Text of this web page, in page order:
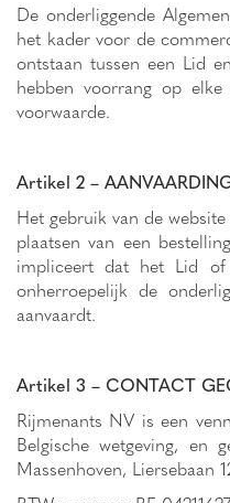
De onderliggende
het kader voor de
ontstaan tussen een Lid
hebben voorrang op elke
voorwaarde.
Artikel 2 –
Het gebruik van de
plaatsen van een
impliceert dat het Lid of
onherroepelijk de
aanvaardt.
Artikel 3 – CONTACT
Rijmenants NV is een
Belgische wetgeving, en
Massenhoven, Liersebaan